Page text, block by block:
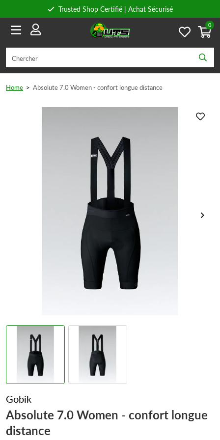
Trusted Shop Certifié | Achat Sécurisé
Conseils personnels
0
Home > Absolute 7.0 Women - confort longue distance
Gobik
Absolute 7.0 Women - confort longue
distance